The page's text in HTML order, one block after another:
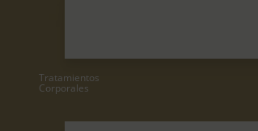
Tratamientos
Corporales